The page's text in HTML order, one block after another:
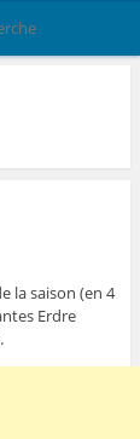
la saison (en 4
Erdre